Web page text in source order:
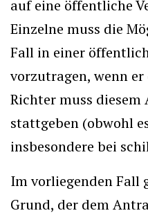
auf eine öffentliche
Einzelne muss die
Fall in einer
vorzutragen, wenn
Richter muss
stattgeben (obwohl
insbesondere bei
Im vorliegenden Fall
Grund, der dem